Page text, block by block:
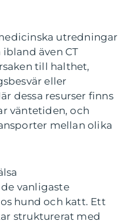
utredningar
även CT
till halthet,
eller
dessa resurser finns
väntetiden, och
mellan olika
vanligaste
hund och katt. Ett
strukturerat med